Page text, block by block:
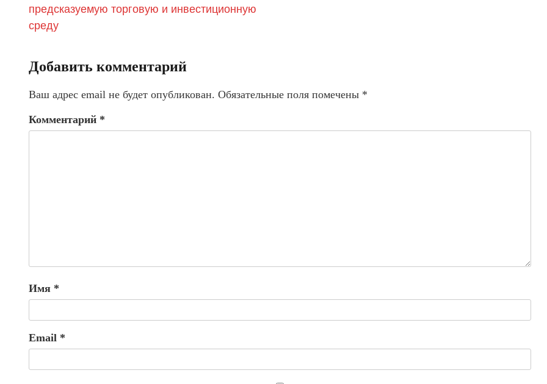
предсказуемую торговую и инвестиционную
среду
Добавить комментарий
Ваш адрес email не будет опубликован. Обязательные поля помечены *
Комментарий *
Имя *
Email *